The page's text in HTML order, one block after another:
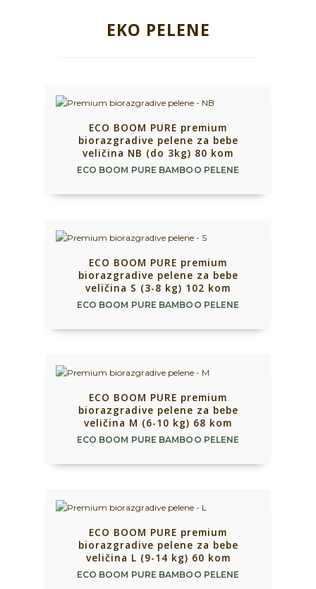
EKO PELENE
ECO BOOM PURE premium
biorazgradive pelene za bebe
veličina NB (do 3kg) 80 kom
ECO BOOM PURE BAMBOO PELENE
ECO BOOM PURE premium
biorazgradive pelene za bebe
veličina S (3-8 kg) 102 kom
ECO BOOM PURE BAMBOO PELENE
ECO BOOM PURE premium
biorazgradive pelene za bebe
veličina M (6-10 kg) 68 kom
ECO BOOM PURE BAMBOO PELENE
ECO BOOM PURE premium
biorazgradive pelene za bebe
veličina L (9-14 kg) 60 kom
ECO BOOM PURE BAMBOO PELENE